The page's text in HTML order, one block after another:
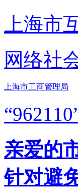
上海市
网络社
上海市工商管理局
亲爱的
针对避